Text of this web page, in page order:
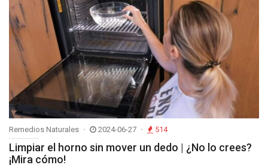
Remedios Naturales 2024-06-27 514
Limpiar el horno sin mover un dedo | ¿No lo crees?
¡Mira cómo!